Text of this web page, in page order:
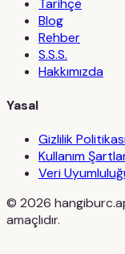
Tarihçe
Blog
Rehber
S.S.S.
Hakkımızda
Yasal
Gizlilik
Kullanım
Veri
© 2026
amaçlıdır.